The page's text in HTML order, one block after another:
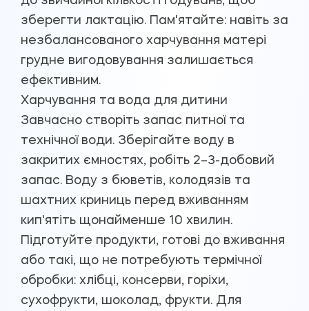
зберегти лактацію. Пам'ятайте: навіть за
незбалансованого харчування матері
грудне вигодовування залишається
ефективним.
Харчування та вода для дитини
Завчасно створіть запас питної та
технічної води. Зберігайте воду в
закритих ємностях, робіть 2–3-добовий
запас. Воду з бюветів, колодязів та
шахтних криниць перед вживанням
кип'ятіть щонайменше 10 хвилин.
Підготуйте продукти, готові до вживання
або такі, що не потребують термічної
обробки: хлібці, консерви, горіхи,
сухофрукти, шоколад, фрукти. Для